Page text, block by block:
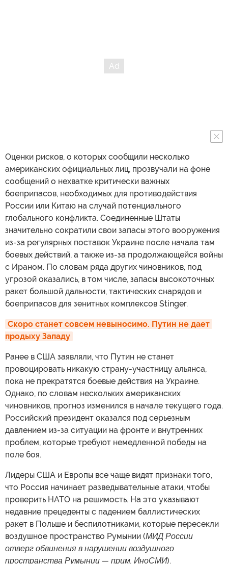
Оценки рисков, о которых сообщили несколько
американских официальных лиц, прозвучали на фоне
сообщений о нехватке критически важных
боеприпасов, необходимых для противодействия
России или Китаю на случай потенциального
глобального конфликта. Соединенные Штаты
значительно сократили свои запасы этого вооружения
из-за регулярных поставок Украине после начала там
боевых действий, а также из-за продолжающейся войны
с Ираном. По словам ряда других чиновников, под
угрозой оказались, в том числе, запасы высокоточных
ракет большой дальности, тактических снарядов и
боеприпасов для зенитных комплексов Stinger.
Скоро станет совсем невыносимо. Путин не дает
продыху Западу
Ранее в США заявляли, что Путин не станет
провоцировать никакую страну-участницу альянса,
пока не прекратятся боевые действия на Украине.
Однако, по словам нескольких американских
чиновников, прогноз изменился в начале текущего года.
Российский президент оказался под серьезным
давлением из-за ситуации на фронте и внутренних
проблем, которые требуют немедленной победы на
поле боя.
Лидеры США и Европы все чаще видят признаки того,
что Россия начинает разведывательные атаки, чтобы
проверить НАТО на решимость. На это указывают
недавние прецеденты с падением баллистических
ракет в Польше и беспилотниками, которые пересекли
воздушное пространство Румынии (МИД России
отверг обвинения в нарушении воздушного
пространства Румынии — прим. ИноСМИ).